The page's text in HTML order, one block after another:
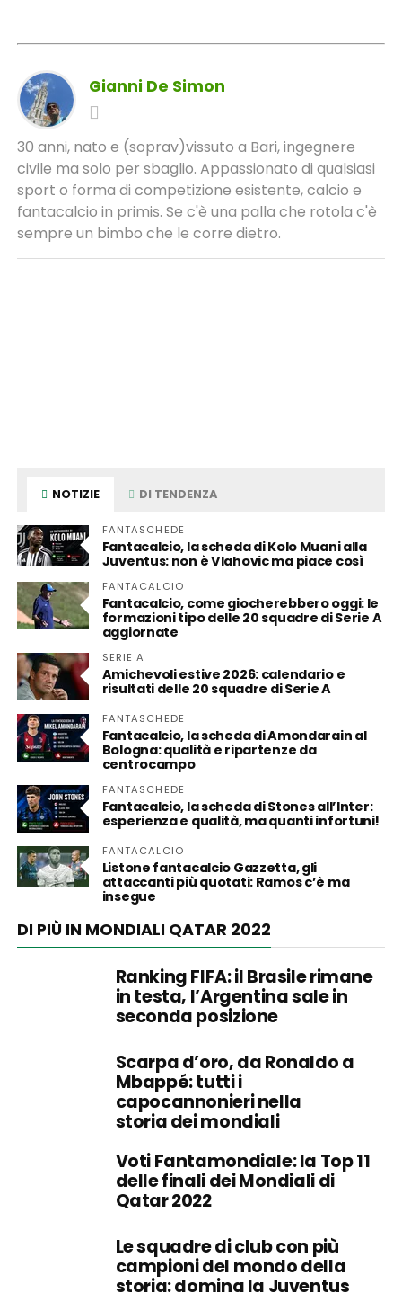
Gianni De Simon
30 anni, nato e (soprav)vissuto a Bari, ingegnere
civile ma solo per sbaglio. Appassionato di qualsiasi
sport o forma di competizione esistente, calcio e
fantacalcio in primis. Se c'è una palla che rotola c'è
sempre un bimbo che le corre dietro.
NOTIZIE DI TENDENZA
FANTASCHEDE
Fantacalcio, la scheda di Kolo Muani alla
Juventus: non è Vlahovic ma piace così
FANTACALCIO
Fantacalcio, come giocherebbero oggi: le
formazioni tipo delle 20 squadre di Serie A
aggiornate
SERIE A
Amichevoli estive 2026: calendario e
risultati delle 20 squadre di Serie A
FANTASCHEDE
Fantacalcio, la scheda di Amondarain al
Bologna: qualità e ripartenze da
centrocampo
FANTASCHEDE
Fantacalcio, la scheda di Stones all’Inter:
esperienza e qualità, ma quanti infortuni!
FANTACALCIO
Listone fantacalcio Gazzetta, gli
attaccanti più quotati: Ramos c’è ma
insegue
DI PIÙ IN MONDIALI QATAR 2022
Ranking FIFA: il Brasile rimane
in testa, l’Argentina sale in
seconda posizione
Scarpa d’oro, da Ronaldo a
Mbappé: tutti i
capocannonieri nella
storia dei mondiali
Voti Fantamondiale: la Top 11
delle finali dei Mondiali di
Qatar 2022
Le squadre di club con più
campioni del mondo della
storia: domina la Juventus